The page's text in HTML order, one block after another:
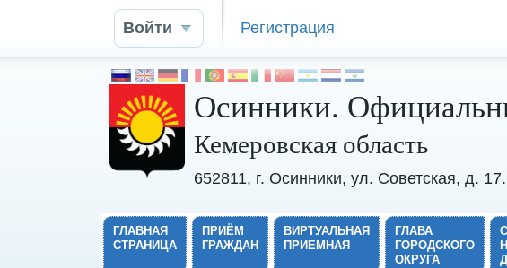
Войти Регистрация
Осинники.
Кемеровская область
652811, г. Осинники, ул. Советская, д.
ГЛАВНАЯ
СТРАНИЦА
ПРИЁМ
ГРАЖДАН
ВИРТУАЛЬНАЯ
ПРИЕМНАЯ
ГЛАВА
ГОРОДСКОГО
ОКРУГА